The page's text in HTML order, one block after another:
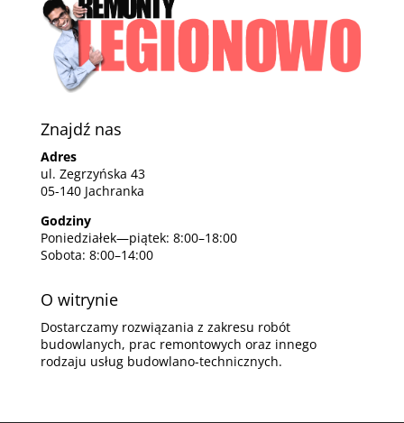
Znajdź nas
Adres
ul. Zegrzyńska 43
05-140 Jachranka
Godziny
Poniedziałek—piątek: 8:00–18:00
Sobota: 8:00–14:00
O witrynie
Dostarczamy rozwiązania z zakresu robót
budowlanych, prac remontowych oraz innego
rodzaju usług budowlano-technicznych.